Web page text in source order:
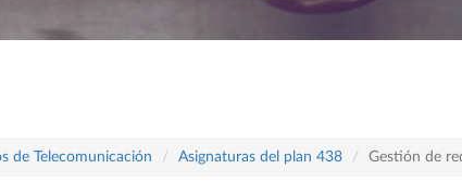
de Telecomunicación Asignaturas del plan 438 Gestión de